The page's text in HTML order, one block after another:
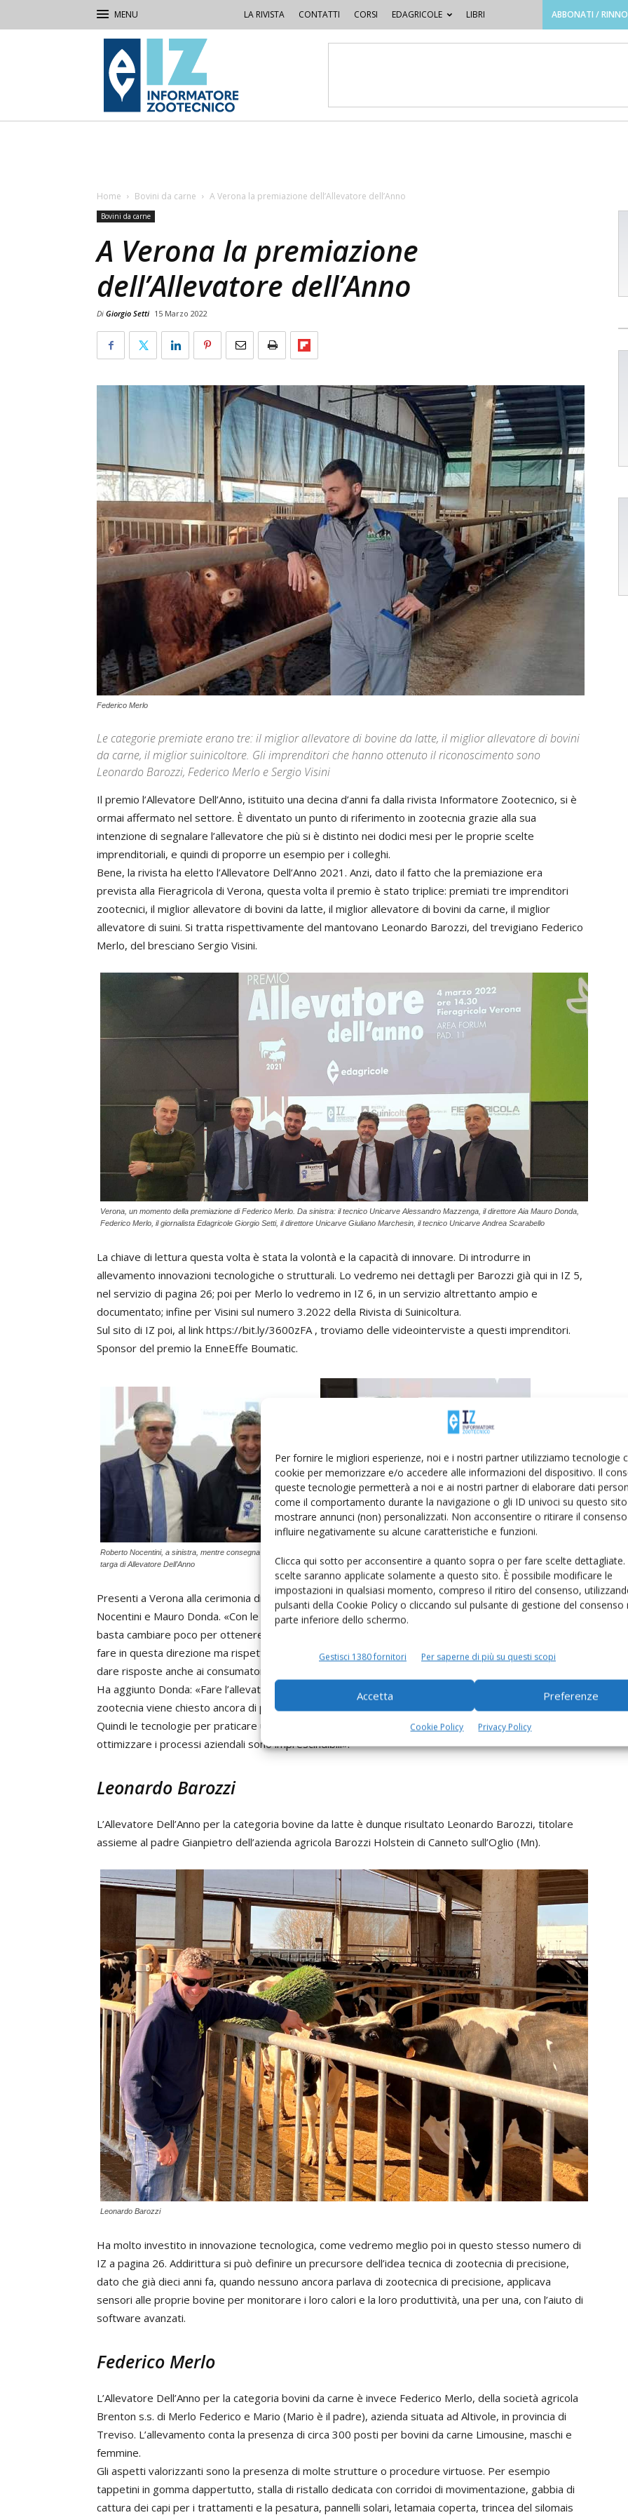
Per fornire le migliori esperienze, noi e i nostri partner utilizziamo tecnologie
cookie per memorizzare e/o accedere alle informazioni del dispositivo. Il
queste tecnologie permetterà a noi e ai nostri partner di elaborare dati
come il comportamento durante la navigazione o gli ID univoci su questo
mostrare annunci (non) personalizzati. Non acconsentire o ritirare il
influire negativamente su alcune caratteristiche e funzioni.
Clicca qui sotto per acconsentire a quanto sopra o per fare scelte dettagliate.
scelte saranno applicate solamente a questo sito. È possibile modificare le
impostazioni in qualsiasi momento, compreso il ritiro del consenso,
pulsanti della Cookie Policy o cliccando sul pulsante di gestione del consenso
parte inferiore dello schermo.
Gestisci 1380 fornitori Per saperne di più su questi scopi
Accetta Preferenze
Cookie Policy Privacy Policy
LA RIVISTA CONTATTI CORSI EDAGRICOLE LIBRI ABBONATI /
IZ
Informatore
Zootecnico
Home Bovini da carne A Verona la premiazione dell’Allevatore dell’Anno
Bovini da carne
A Verona la premiazione
dell’Allevatore dell’Anno
Di Giorgio Setti 15 Marzo 2022
Federico Merlo
Le categorie premiate erano tre: il miglior allevatore di bovine da latte, il miglior allevatore di bovini
da carne, il miglior suinicoltore. Gli imprenditori che hanno ottenuto il riconoscimento sono
Leonardo Barozzi, Federico Merlo e Sergio Visini
Il premio l’Allevatore Dell’Anno, istituito una decina d’anni fa dalla rivista Informatore Zootecnico, si è
ormai affermato nel settore. È diventato un punto di riferimento in zootecnia grazie alla sua
intenzione di segnalare l’allevatore che più si è distinto nei dodici mesi per le proprie scelte
imprenditoriali, e quindi di proporre un esempio per i colleghi.
Bene, la rivista ha eletto l’Allevatore Dell’Anno 2021. Anzi, dato il fatto che la premiazione era
prevista alla Fieragricola di Verona, questa volta il premio è stato triplice: premiati tre imprenditori
zootecnici, il miglior allevatore di bovini da latte, il miglior allevatore di bovini da carne, il miglior
allevatore di suini. Si tratta rispettivamente del mantovano Leonardo Barozzi, del trevigiano Federico
Merlo, del bresciano Sergio Visini.
Verona, un momento della premiazione di Federico Merlo. Da sinistra: il tecnico Unicarve Alessandro Mazzenga, il direttore Aia Mauro Donda,
Federico Merlo, il giornalista Edagricole Giorgio Setti, il direttore Unicarve Giuliano Marchesin, il tecnico Unicarve Andrea Scarabello
La chiave di lettura questa volta è stata la volontà e la capacità di innovare. Di introdurre in
allevamento innovazioni tecnologiche o strutturali. Lo vedremo nei dettagli per Barozzi già qui in IZ 5,
nel servizio di pagina 26; poi per Merlo lo vedremo in IZ 6, in un servizio altrettanto ampio e
documentato; infine per Visini sul numero 3.2022 della Rivista di Suinicoltura.
Sul sito di IZ poi, al link https://bit.ly/3600zFA , troviamo delle videointerviste a questi imprenditori.
Sponsor del premio la EnneEffe Boumatic.
Roberto Nocentini, a sinistra, mentre consegna a Barozzi la
targa di Allevatore Dell’Anno
consegna della targa a Sergio Visini
Presenti a Verona alla cerimonia di premiazione anche il presidente e il direttore dell’Aia, Roberto
Nocentini e Mauro Donda. «Con le innovazioni tecnologiche di oggi – ha detto Nocentini – a volte
basta cambiare poco per ottenere un notevole risultato in termini economici. C’è ancora molto da
fare in questa direzione ma rispetto a dieci anni fa abbiamo fatto grandi passi avanti. E poi c’è da
dare risposte anche ai consumatori che chiedono tracciabilità e sicurezza».
Ha aggiunto Donda: «Fare l’allevatore è forse il mestiere più complicato in ambito agricolo e oggi alla
zootecnia viene chiesto ancora di più in termini di benessere animale e sostenibilità ambientale.
Quindi le tecnologie per praticare una zootecnia di precisione con la raccolta di dati utili per
ottimizzare i processi aziendali sono imprescindibili».
Leonardo Barozzi
L’Allevatore Dell’Anno per la categoria bovine da latte è dunque risultato Leonardo Barozzi, titolare
assieme al padre Gianpietro dell’azienda agricola Barozzi Holstein di Canneto sull’Oglio (Mn).
Leonardo Barozzi
Ha molto investito in innovazione tecnologica, come vedremo meglio poi in questo stesso numero di
IZ a pagina 26. Addirittura si può definire un precursore dell’idea tecnica di zootecnia di precisione,
dato che già dieci anni fa, quando nessuno ancora parlava di zootecnica di precisione, applicava
sensori alle proprie bovine per monitorare i loro calori e la loro produttività, una per una, con l’aiuto di
software avanzati.
Federico Merlo
L’Allevatore Dell’Anno per la categoria bovini da carne è invece Federico Merlo, della società agricola
Brenton s.s. di Merlo Federico e Mario (Mario è il padre), azienda situata ad Altivole, in provincia di
Treviso. L’allevamento conta la presenza di circa 300 posti per bovini da carne Limousine, maschi e
femmine.
Gli aspetti valorizzanti sono la presenza di molte strutture o procedure virtuose. Per esempio
tappetini in gomma dappertutto, stalla di ristallo dedicata con corridoi di movimentazione, gabbia di
cattura dei capi per i trattamenti e la pesatura, pannelli solari, letamaia coperta, trincea del silomais